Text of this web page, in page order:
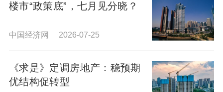
楼市“政策底”，七月见分晓？
中国经济网 2026-07-25
《求是》定调房地产：稳预期
优结构促转型